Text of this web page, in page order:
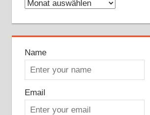
Archive
Name
Email